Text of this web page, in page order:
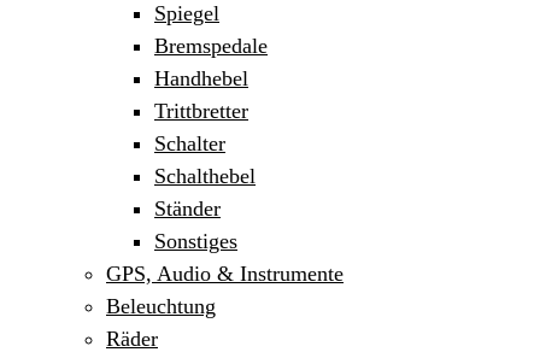
Spiegel
Bremspedale
Handhebel
Trittbretter
Schalter
Schalthebel
Ständer
Sonstiges
GPS, Audio & Instrumente
Beleuchtung
Räder